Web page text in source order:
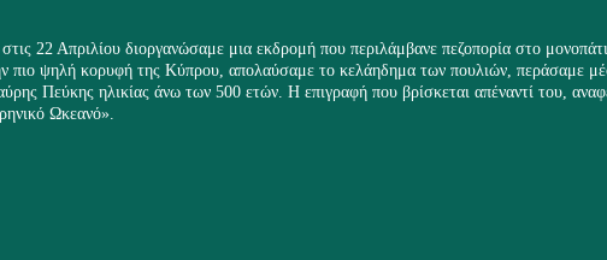
22 Απριλίου διοργανώσαμε μια εκδρομή που περιλάμβανε πεζοπορία στο
πιο ψηλή κορυφή της Κύπρου, απολαύσαμε το κελάηδημα των πουλιών, περάσαμε
Πεύκης ηλικίας άνω των 500 ετών. Η επιγραφή που βρίσκεται απέναντί του,
Ωκεανό».